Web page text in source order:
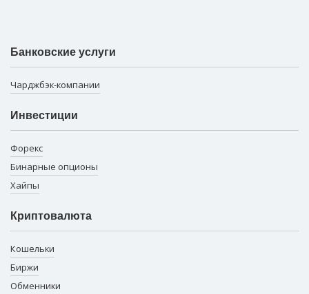
Банковские услуги
Чарджбэк-компании
Инвестиции
Форекс
Бинарные опционы
Хайпы
Криптовалюта
Кошельки
Биржи
Обменники